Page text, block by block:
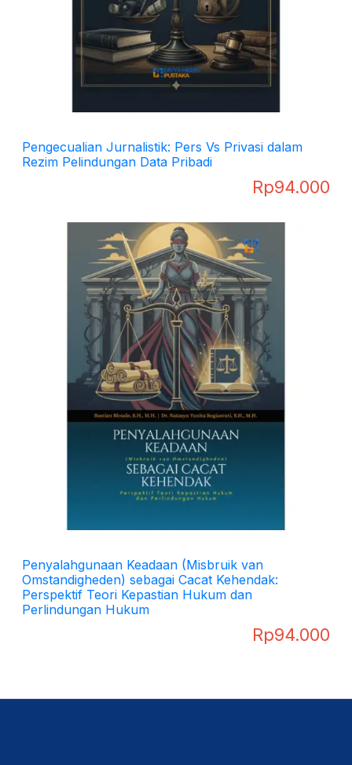
Pengecualian Jurnalistik: Pers Vs Privasi dalam
Rezim Pelindungan Data Pribadi
Rp94.000
Penyalahgunaan Keadaan (Misbruik van
Omstandigheden) sebagai Cacat Kehendak:
Perspektif Teori Kepastian Hukum dan
Perlindungan Hukum
Rp94.000